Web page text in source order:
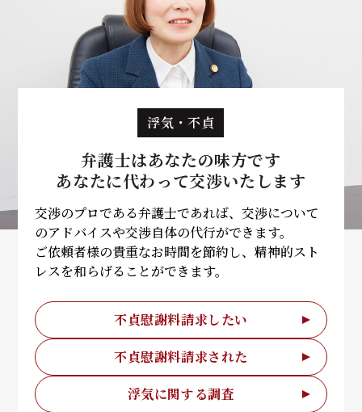
浮気・不貞
弁護士はあなたの味方です
あなたに代わって交渉いたします
交渉のプロである弁護士であれば、交渉について
のアドバイスや交渉自体の代行ができます。
ご依頼者様の貴重なお時間を節約し、精神的スト
レスを和らげることができます。
不貞慰謝料請求したい
不貞慰謝料請求された
浮気に関する調査